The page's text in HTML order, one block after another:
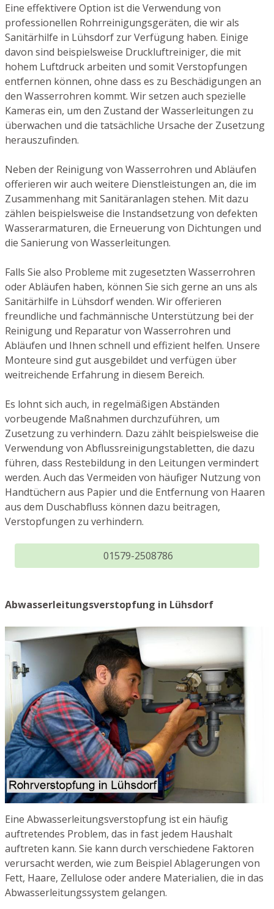
Eine effektivere Option ist die Verwendung von
professionellen Rohrreinigungsgeräten, die wir als
Sanitärhilfe in Lühsdorf zur Verfügung haben. Einige
davon sind beispielsweise Druckluftreiniger, die mit
hohem Luftdruck arbeiten und somit Verstopfungen
entfernen können, ohne dass es zu Beschädigungen an
den Wasserrohren kommt. Wir setzen auch spezielle
Kameras ein, um den Zustand der Wasserleitungen zu
überwachen und die tatsächliche Ursache der Zusetzung
herauszufinden.
Neben der Reinigung von Wasserrohren und Abläufen
offerieren wir auch weitere Dienstleistungen an, die im
Zusammenhang mit Sanitäranlagen stehen. Mit dazu
zählen beispielsweise die Instandsetzung von defekten
Wasserarmaturen, die Erneuerung von Dichtungen und
die Sanierung von Wasserleitungen.
Falls Sie also Probleme mit zugesetzten Wasserrohren
oder Abläufen haben, können Sie sich gerne an uns als
Sanitärhilfe in Lühsdorf wenden. Wir offerieren
freundliche und fachmännische Unterstützung bei der
Reinigung und Reparatur von Wasserrohren und
Abläufen und Ihnen schnell und effizient helfen. Unsere
Monteure sind gut ausgebildet und verfügen über
weitreichende Erfahrung in diesem Bereich.
Es lohnt sich auch, in regelmäßigen Abständen
vorbeugende Maßnahmen durchzuführen, um
Zusetzung zu verhindern. Dazu zählt beispielsweise die
Verwendung von Abflussreinigungstabletten, die dazu
führen, dass Restebildung in den Leitungen vermindert
werden. Auch das Vermeiden von häufiger Nutzung von
Handtüchern aus Papier und die Entfernung von Haaren
aus dem Duschabfluss können dazu beitragen,
Verstopfungen zu verhindern.
01579-2508786
Abwasserleitungsverstopfung in Lühsdorf
Eine Abwasserleitungsverstopfung ist ein häufig
auftretendes Problem, das in fast jedem Haushalt
auftreten kann. Sie kann durch verschiedene Faktoren
verursacht werden, wie zum Beispiel Ablagerungen von
Fett, Haare, Zellulose oder andere Materialien, die in das
Abwasserleitungssystem gelangen.